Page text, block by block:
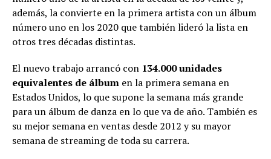
además, la convierte en la primera artista con un álbum
número uno en los 2020 que también lideró la lista en
otros tres décadas distintas.
El nuevo trabajo arrancó con 134.000 unidades
equivalentes de álbum en la primera semana en
Estados Unidos, lo que supone la semana más grande
para un álbum de danza en lo que va de año. También es
su mejor semana en ventas desde 2012 y su mayor
semana de streaming de toda su carrera.